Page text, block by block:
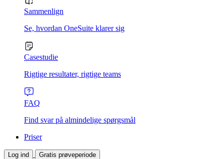
Sammenlign
Se, hvordan OneSuite klarer sig
Casestudie
Rigtige resultater, rigtige teams
FAQ
Find svar på almindelige spørgsmål
Priser
Log ind Gratis prøveperiode